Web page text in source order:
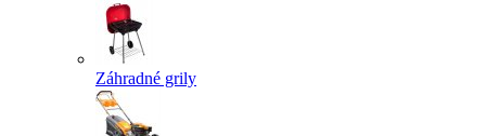
Záhradné grily